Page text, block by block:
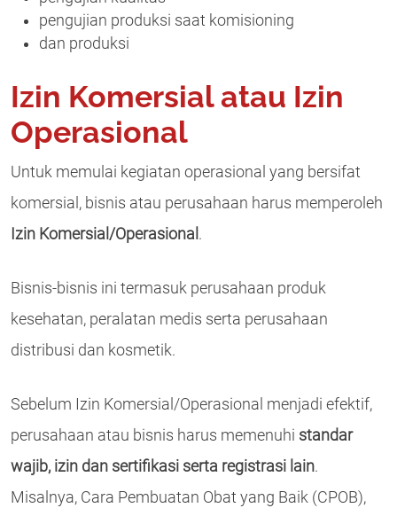
pengujian produksi saat komisioning
dan produksi
Izin Komersial atau Izin
Operasional
Untuk memulai kegiatan operasional yang bersifat
komersial, bisnis atau perusahaan harus memperoleh
Izin Komersial/Operasional .
Bisnis-bisnis ini termasuk perusahaan produk
kesehatan, peralatan medis serta perusahaan
distribusi dan kosmetik.
Sebelum Izin Komersial/Operasional menjadi efektif,
perusahaan atau bisnis harus memenuhi standar
wajib, izin dan sertifikasi serta registrasi lain.
Misalnya, Cara Pembuatan Obat yang Baik (CPOB),